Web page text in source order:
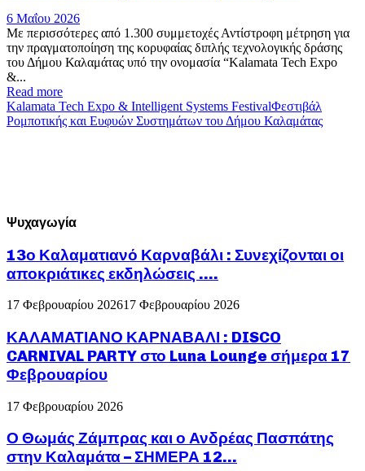
6 Μαΐου 2026
Με περισσότερες από 1.300 συμμετοχές Αντίστροφη μέτρηση για
την πραγματοποίηση της κορυφαίας διπλής τεχνολογικής δράσης
του Δήμου Καλαμάτας υπό την ονομασία “Kalamata Tech Expo
&...
Read more
Kalamata Tech Expo & Intelligent Systems FestivalΦεστιβάλ
Ρομποτικής και Ευφυών Συστημάτων του Δήμου Καλαμάτας
Ψυχαγωγία
13ο Καλαματιανό Καρναβάλι : Συνεχίζονται οι
αποκριάτικες εκδηλώσεις ….
17 Φεβρουαρίου 202617 Φεβρουαρίου 2026
ΚΑΛΑΜΑΤΙΑΝΟ ΚΑΡΝΑΒΑΛΙ : DISCO
CARNIVAL PARTY στο Luna Lounge σήμερα 17
Φεβρουαρίου
17 Φεβρουαρίου 2026
Ο Θωμάς Ζάμπρας και ο Ανδρέας Πασπάτης
στην Καλαμάτα – ΣΗΜΕΡΑ 12...